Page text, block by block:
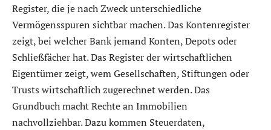
Register, die je nach Zweck unterschiedliche
Vermögensspuren sichtbar machen. Das Kontenregister
zeigt, bei welcher Bank jemand Konten, Depots oder
Schließfächer hat. Das Register der wirtschaftlichen
Eigentümer zeigt, wem Gesellschaften, Stiftungen oder
Trusts wirtschaftlich zugerechnet werden. Das
Grundbuch macht Rechte an Immobilien
nachvollziehbar. Dazu kommen Steuerdaten,